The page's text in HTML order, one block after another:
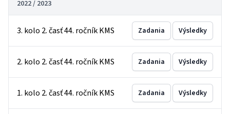
2022 / 2023
3. kolo 2. časť 44. ročník KMS Zadania Výsledky
2. kolo 2. časť 44. ročník KMS Zadania Výsledky
1. kolo 2. časť 44. ročník KMS Zadania Výsledky